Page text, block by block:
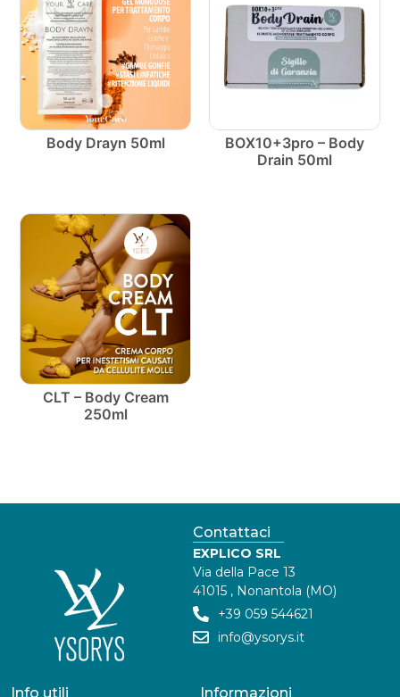
Body Drayn 50ml
BOX10+3pro – Body
Drain 50ml
CLT – Body Cream
250ml
Contattaci
EXPLICO SRL
Via della Pace 13
41015 , Nonantola (MO)
+39 059 544621
info@ysorys.it
Info utili Informazioni